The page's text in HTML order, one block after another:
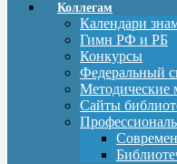
Коллегам
Календари
Гимн РФ и РБ
Конкурсы
Федеральный
Методические
Сайты